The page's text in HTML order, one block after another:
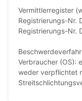
Vermittlerregister
Registrierungs-Nr.
Registrierungs-Nr.
Verbraucher (OS):
weder verpflichtet